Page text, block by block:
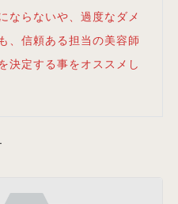
ならないや、過度なダメ
、信頼ある担当の美容師
決定する事をオススメし